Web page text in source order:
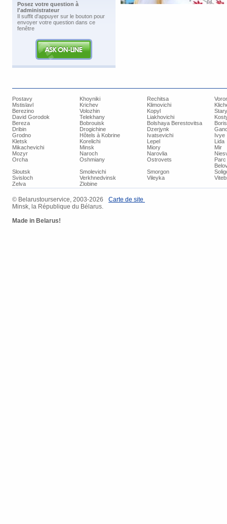
Posez votre question à
l'administrateur
​Il suffit d'appuyer sur le bouton pour
envoyer votre question dans ce
fenêtre
Postavy Khoyniki Rechitsa
Mstislavl
Krichev Klimovichi
Berezino
Volozhin Kopyl
David Gorodok
Telekhany Liakhovichi
Bereza
Bobrouisk Bolshaya Berestovitsa
Dribin
Drogichine Dzerjynk
Grodno
Hôtels à Kobrine Ivatsevichi
Ivye
Kletsk
Korelichi Lepel
Lida
Mikachevichi
Minsk Miory
Mir
Mozyr
Naroch Narovlia
Orcha
Oshmiany Ostrovets
Parc
Sloutsk
Smolevichi Smorgon
Svisloch
Verkhnedvinsk Vileyka
Zelva
Zlobine
© Belarustourservice, 2003-2026
Minsk, la République du Bélarus.
Made in Belarus!
Carte de site